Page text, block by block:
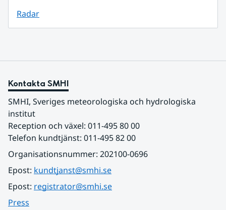
Radar
Kontakta SMHI
SMHI, Sveriges meteorologiska och hydrologiska
institut
Reception och växel: 011-495 80 00
Telefon kundtjänst: 011-495 82 00
Organisationsnummer: 202100-0696
Epost: kundtjanst@smhi.se
Epost: registrator@smhi.se
Press